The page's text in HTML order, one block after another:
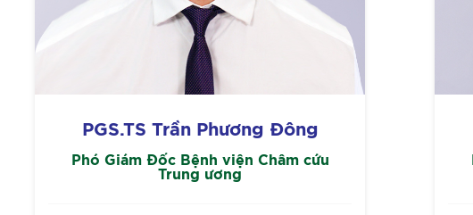
PGS.TS Trần Phương Đông
Phó Giám Đốc Bệnh viện Châm cứu
Trung ương